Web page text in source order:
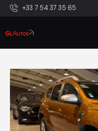
+33 7 54 37 35 65